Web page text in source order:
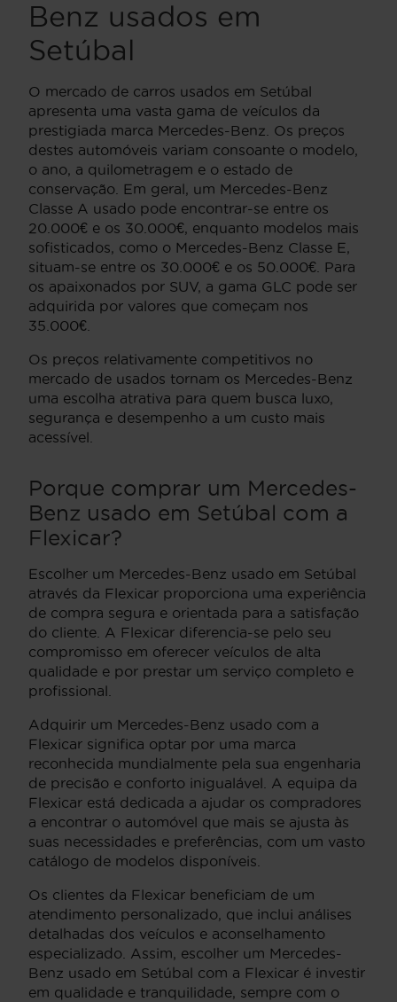
Benz usados em
Setúbal
O mercado de carros usados em Setúbal
apresenta uma vasta gama de veículos da
prestigiada marca Mercedes-Benz. Os preços
destes automóveis variam consoante o modelo,
o ano, a quilometragem e o estado de
conservação. Em geral, um Mercedes-Benz
Classe A usado pode encontrar-se entre os
20.000€ e os 30.000€, enquanto modelos mais
sofisticados, como o Mercedes-Benz Classe E,
situam-se entre os 30.000€ e os 50.000€. Para
os apaixonados por SUV, a gama GLC pode ser
adquirida por valores que começam nos
35.000€.
Os preços relativamente competitivos no
mercado de usados tornam os Mercedes-Benz
uma escolha atrativa para quem busca luxo,
segurança e desempenho a um custo mais
acessível.
Porque comprar um Mercedes-
Benz usado em Setúbal com a
Flexicar?
Escolher um Mercedes-Benz usado em Setúbal
através da Flexicar proporciona uma experiência
de compra segura e orientada para a satisfação
do cliente. A Flexicar diferencia-se pelo seu
compromisso em oferecer veículos de alta
qualidade e por prestar um serviço completo e
profissional.
Adquirir um Mercedes-Benz usado com a
Flexicar significa optar por uma marca
reconhecida mundialmente pela sua engenharia
de precisão e conforto inigualável. A equipa da
Flexicar está dedicada a ajudar os compradores
a encontrar o automóvel que mais se ajusta às
suas necessidades e preferências, com um vasto
catálogo de modelos disponíveis.
Os clientes da Flexicar beneficiam de um
atendimento personalizado, que inclui análises
detalhadas dos veículos e aconselhamento
especializado. Assim, escolher um Mercedes-
Benz usado em Setúbal com a Flexicar é investir
em qualidade e tranquilidade, sempre com o